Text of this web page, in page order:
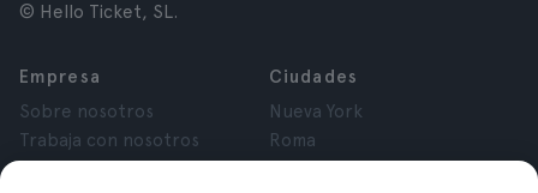
© Hello Ticket, SL.
Empresa
Sobre nosotros
Trabaja con nosotros
Ciudades
Nueva York
Roma